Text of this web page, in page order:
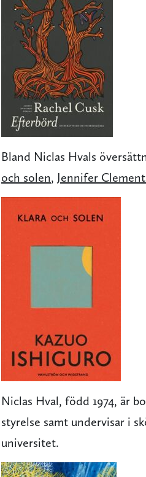
Bland Niclas Hvals
och solen, Jennifer
Niclas Hval, född 1974, är
styrelse samt undervisar i
universitet.